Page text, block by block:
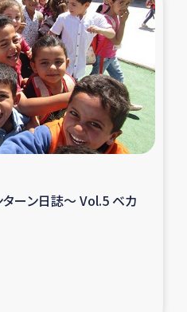
ぐサリー・リサイクル・プロ
クト
援事業
育事業
ターン日誌～ Vol.5 ベカ